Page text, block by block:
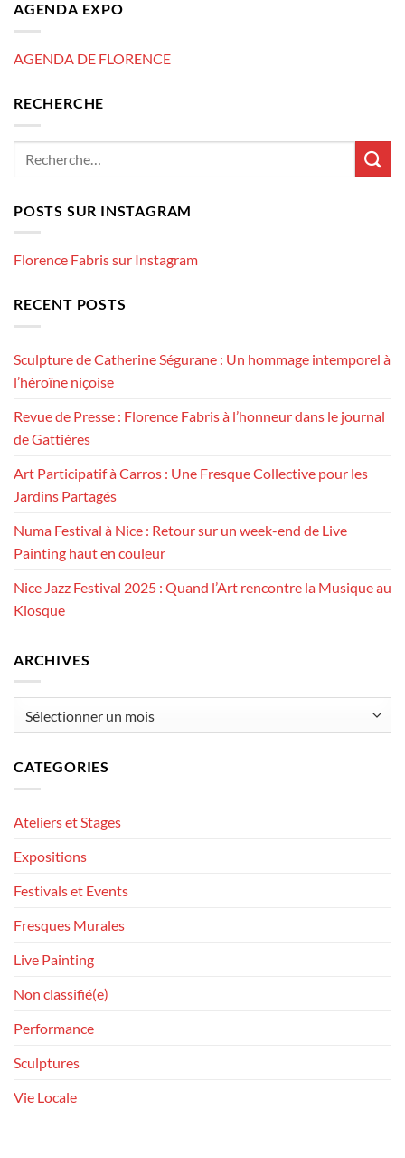
AGENDA EXPO
AGENDA DE FLORENCE
RECHERCHE
POSTS SUR INSTAGRAM
Florence Fabris sur Instagram
RECENT POSTS
Sculpture de Catherine Ségurane : Un hommage intemporel à
l’héroïne niçoise
Revue de Presse : Florence Fabris à l’honneur dans le journal
de Gattières
Art Participatif à Carros : Une Fresque Collective pour les
Jardins Partagés
Numa Festival à Nice : Retour sur un week-end de Live
Painting haut en couleur
Nice Jazz Festival 2025 : Quand l’Art rencontre la Musique au
Kiosque
ARCHIVES
CATEGORIES
Ateliers et Stages
Expositions
Festivals et Events
Fresques Murales
Live Painting
Non classifié(e)
Performance
Sculptures
Vie Locale